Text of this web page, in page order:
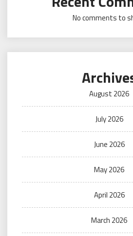
No comments to
August 2026
July 2026
June 2026
May 2026
April 2026
March 2026